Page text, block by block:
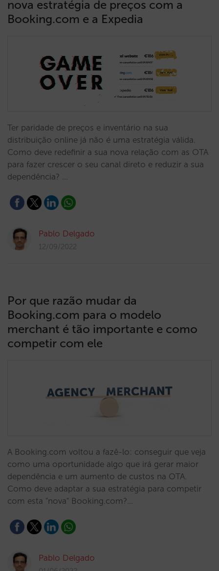
nova estratégia de preços com a
Booking.com e a Expedia
Ter paridade de preços e inventário na sua
distribuição online já não é uma estratégia válida.
Como deve redefinir a sua nova relação com as OTA
para fazer crescer o seu canal direto e reduzir a sua
dependência? …
Pablo Delgado
12/09/2022
Por que razão mudar da
Booking.com para o modelo
merchant é tão importante e como
competir com ele
A Booking.com voltou a fazê-lo: conseguir que veja
como uma oportunidade algo que irá gerar maior
dependência e um aumento de custos na OTA.
Como deve adaptar a sua estratégia para competir
com esta "nova" Booking.com?…
Pablo Delgado